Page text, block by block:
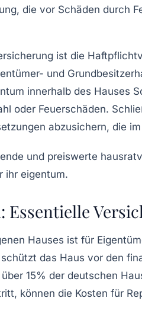
, die vor Schäden durch
ist die
und
innerhalb des Hauses
oder Feuerschäden.
abzusichern, die
Essentielle
Hauses ist für
das Haus vor den
15% der deutschen
können die Kosten für